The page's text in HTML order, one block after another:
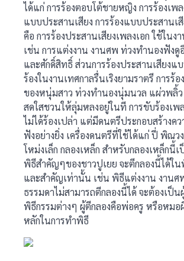
ได้แก่ การร้องตอบโต้ชายหญิง การร้องเพ
แบบประสานเสียง การร้องแบบประสานเ
คือ การร้องประสานเสียงเพลงเอก ใช้ใน
เช่น การแต่งงาน งานศพ ท่วงทำนองฟังดู
และศักดิ์สิทธิ์ ส่วนการร้องประสานเสียงแ
ร้องในงานเทศกาลรื่นเริงยามราตรี การร้อ
ของหนุ่มสาว ท่วงทำนองนุ่มนวล แผ่วพลิ้
สดใสชวนให้ลุ่มหลงอยู่ในที การขับร้องเพ
ไม่ได้ร้องเปล่า แต่มีดนตรีประกอบสร้างคว
ฟังอย่างยิ่ง เครื่องดนตรีที่ใช้ได้แก่ ปี่ พิณว
โหม่งเล็ก กลองเหล็ก สำหรับกลองเหล็กนี้
พิธีสำคัญๆของชาวปูเยย จะตีกลองนี้ได้ใ
และสำคัญเท่านั้น เช่น พิธีแต่งงาน งานศ
ธรรมดาไม่สามารถตีกลองนี้ได้ จะต้องเป็น
พิธีกรรมต่างๆ ผู้ตีกลองคือพ่อครู หรือหม
หลักในการทำพิธี